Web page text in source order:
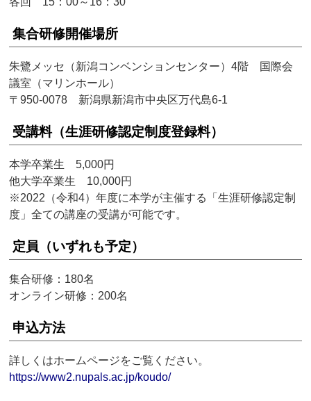
集合研修開催場所
朱鷺メッセ（新潟コンベンションセンター）4階 国際会
議室（マリンホール）
〒950-0078 新潟県新潟市中央区万代島6-1
受講料（生涯研修認定制度登録料）
本学卒業生 5,000円
他大学卒業生 10,000円
※2022（令和4）年度に本学が主催する「生涯研修認定制
度」全ての講座の受講が可能です。
定員（いずれも予定）
集合研修：180名
オンライン研修：200名
申込方法
詳しくはホームページをご覧ください。
https://www2.nupals.ac.jp/koudo/